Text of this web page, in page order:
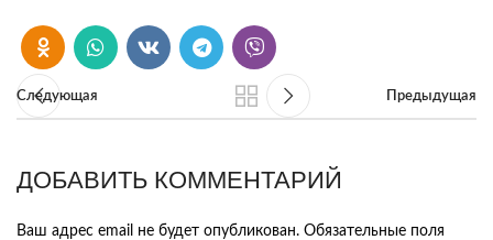
Следующая Предыдущая
ДОБАВИТЬ КОММЕНТАРИЙ
Ваш адрес email не будет опубликован. Обязательные поля